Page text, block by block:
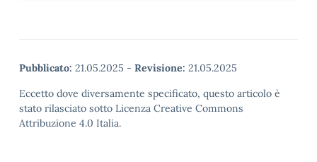
Pubblicato: 21.05.2025 - Revisione: 21.05.2025
Eccetto dove diversamente specificato, questo articolo è
stato rilasciato sotto Licenza Creative Commons
Attribuzione 4.0 Italia.